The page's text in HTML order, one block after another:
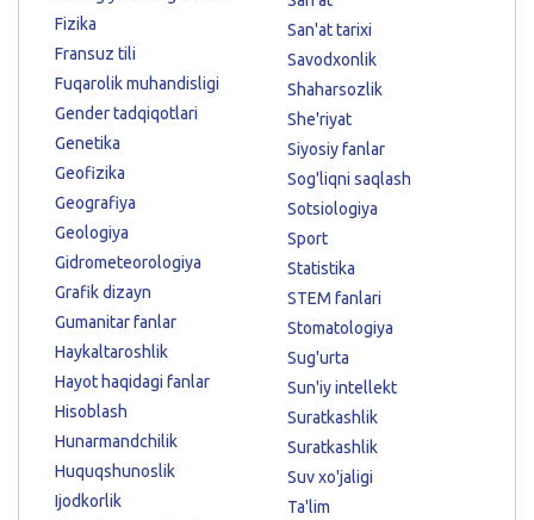
Fizika
Fransuz tili
Fuqarolik muhandisligi
Gender tadqiqotlari
Genetika
Geofizika
Geografiya
Geologiya
Gidrometeorologiya
Grafik dizayn
Gumanitar fanlar
Haykaltaroshlik
Hayot haqidagi fanlar
Hisoblash
Hunarmandchilik
Huquqshunoslik
Ijodkorlik
San'at tarixi
Savodxonlik
Shaharsozlik
She'riyat
Siyosiy fanlar
Sog'liqni saqlash
Sotsiologiya
Sport
Statistika
STEM fanlari
Stomatologiya
Sug'urta
Sun'iy intellekt
Suratkashlik
Suratkashlik
Suv xo'jaligi
Ta'lim